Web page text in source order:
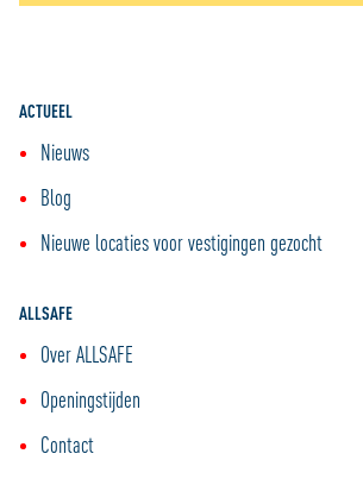
ACTUEEL
Nieuws
Blog
Nieuwe locaties voor vestigingen gezocht
ALLSAFE
Over ALLSAFE
Openingstijden
Contact